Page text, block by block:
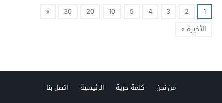
1
2
3
4
5
10
20
30
»
الأخيرة »
من نحن كلمة حرية الرئيسية اتصل بنا